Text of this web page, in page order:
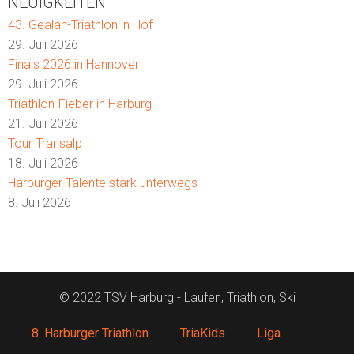
43. Gealan-Triathlon in Hof
29. Juli 2026
Finals 2026 in Hannover
29. Juli 2026
Triathlon-Fieber in Harburg
21. Juli 2026
Tour Transalp
18. Juli 2026
Harburger Talente stark unterwegs
8. Juli 2026
© 2022 TSV Harburg - Laufen, Triathlon, Ski
8. Harburger Triathlon TriaKids Liga